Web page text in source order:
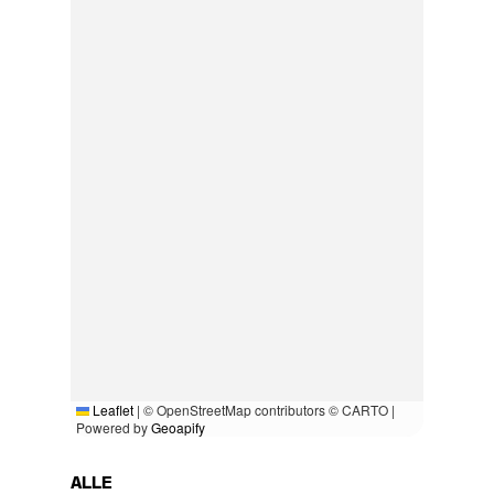
Leaflet | © OpenStreetMap contributors © CARTO |
Powered byGeoapify
ALLE